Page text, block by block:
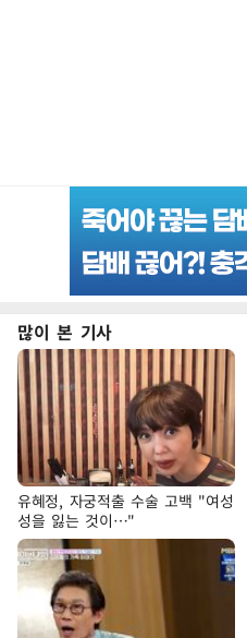
많이 본 기사
유혜정, 자궁적출 수술 고백 "여성
성을 잃는 것이…"